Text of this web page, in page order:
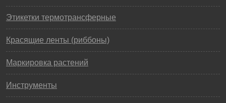
Этикетки термотрансферные
Красящие ленты (риббоны)
Маркировка растений
Инструменты